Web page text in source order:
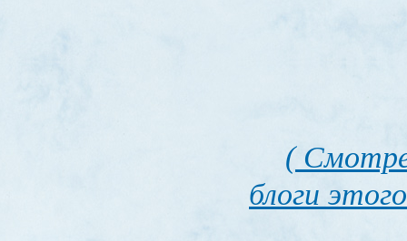
(
блоги